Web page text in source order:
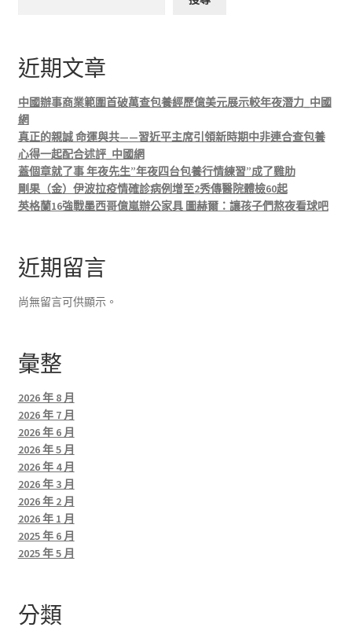
近期文章
中國辦事商業範圍首破萬查包養經歷億美元展示較年夜潛力_中國
網
真正的親誠 命運與共——習近平主席引領新時期中非連合查包養
心得一起配合述評_中國網
蓋個章就了事 年夜先生”年夜四台包養行情練習”成了雞肋
剛果（金）伊波拉疫情確診病例增至2秀傳醫院體檢60起
英格蘭16強戰墨西哥億嵐辦公家具 圖赫爾：讓孩子們熬夜看球吧
近期留言
尚無留言可供顯示。
彙整
2026 年 8 月
2026 年 7 月
2026 年 6 月
2026 年 5 月
2026 年 4 月
2026 年 3 月
2026 年 2 月
2026 年 1 月
2025 年 6 月
2025 年 5 月
分類